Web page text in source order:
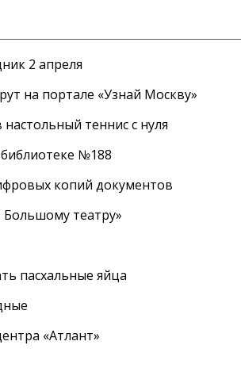
2 апреля
на портале «Узнай Москву»
теннис с нуля
№188
копий документов
Большому театру»
пасхальные яйца
«Атлант»